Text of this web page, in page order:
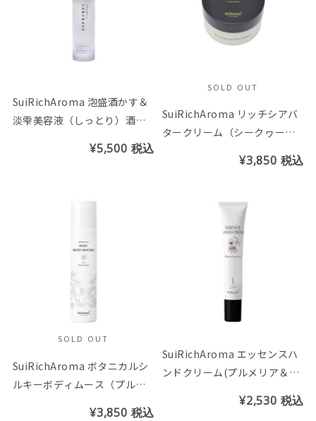
SuiRichAroma 泡盛酒かす＆
淡雫美容液（しっとり）酒か
¥5,500 税込
SOLD OUT
SuiRichAroma リッチシアバ
タークリーム（シークヮーサ
¥3,850 税込
SOLD OUT
SuiRichAroma ボタニカルシ
ルキーボディムース（プルメ
¥3,850 税込
SuiRichAroma エッセンスハ
ンドクリーム(プルメリア＆リ
¥2,530 税込